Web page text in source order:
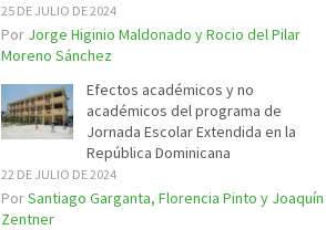
25 DE JULIO DE 2024
Por Jorge Higinio Maldonado y Rocio del Pilar
Moreno Sánchez
Efectos académicos y no
académicos del programa de
Jornada Escolar Extendida en la
República Dominicana
22 DE JULIO DE 2024
PorSantiago Garganta, Florencia Pinto y Joaquín
Zentner